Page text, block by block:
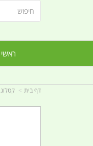
ראשי
דף בית קטלוג